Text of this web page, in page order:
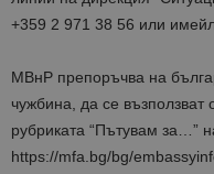
+359 2 971 38 56 или
МВнР препоръчва на
чужбина, да се възползват
рубриката “Пътувам за…”
https://mfa.bg/bg/